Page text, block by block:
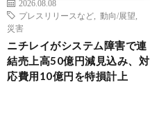
2026.08.08
プレスリリースなど
動向/展望
災害
ニチレイがシステム障害で連
結売上高50億円減見込み、対
応費用10億円を特損計上